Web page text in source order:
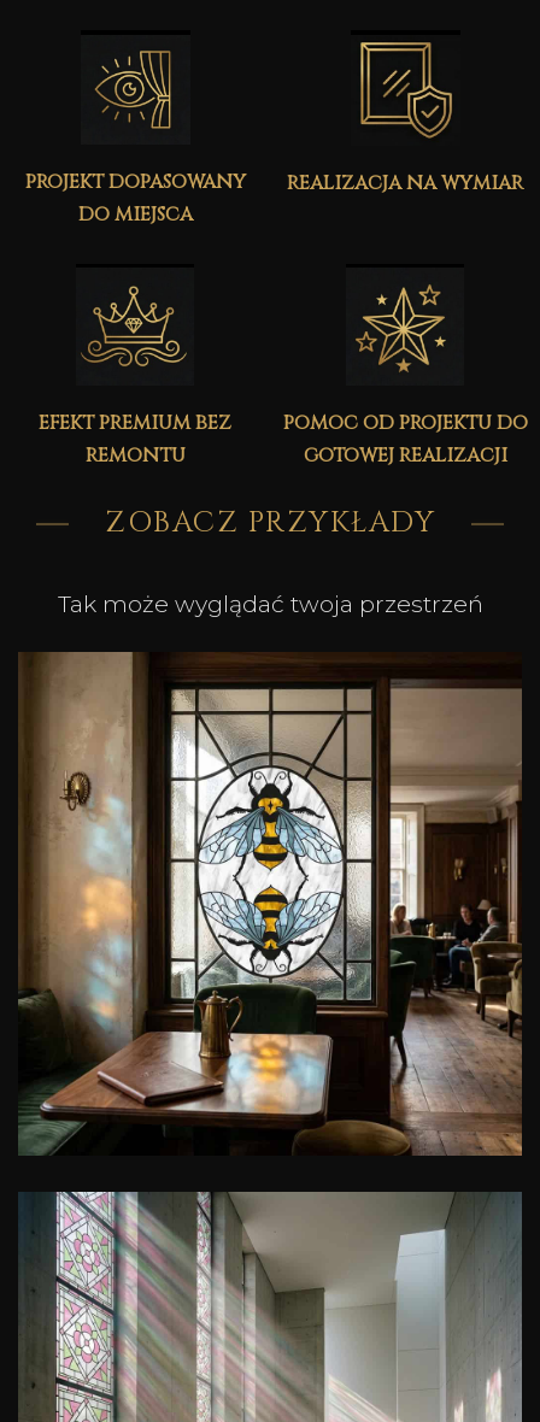
projekt dopasowany
do miejsca
realizacja na wymiar
efekt premium bez
remontu
pomoc od projektu do
gotowej realizacji
ZOBACZ PRZYKŁADY
Tak może wyglądać twoja przestrzeń